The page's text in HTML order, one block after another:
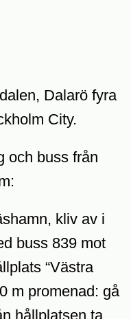
Dalarö fyra
City.
och buss från
kliv av i
buss 839 mot
“Västra
m promenad: gå
hållplatsen ta